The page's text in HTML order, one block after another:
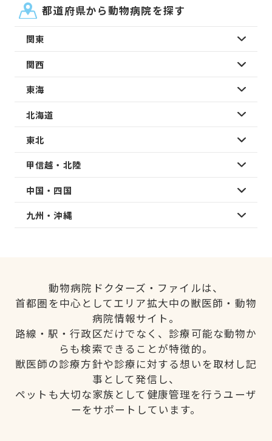
都道府県から動物病院を探す
関東
関西
東海
北海道
東北
甲信越・北陸
中国・四国
九州・沖縄
動物病院ドクターズ・ファイルは、
首都圏を中心としてエリア拡大中の獣医師・動物
病院情報サイト。
路線・駅・行政区だけでなく、診療可能な動物か
らも検索できることが特徴的。
獣医師の診療方針や診療に対する想いを取材し記
事として発信し、
ペットも大切な家族として健康管理を行うユーザ
ーをサポートしています。